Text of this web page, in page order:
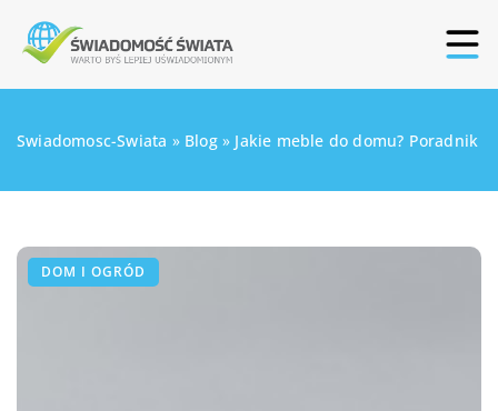
Swiadomosc-Swiata » Blog» Jakie meble do domu? Poradnik
DOM I OGRÓD